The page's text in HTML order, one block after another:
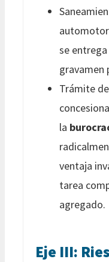
se
gravamen
Trámite
la
ventaja
tarea
agregado.
Eje III: